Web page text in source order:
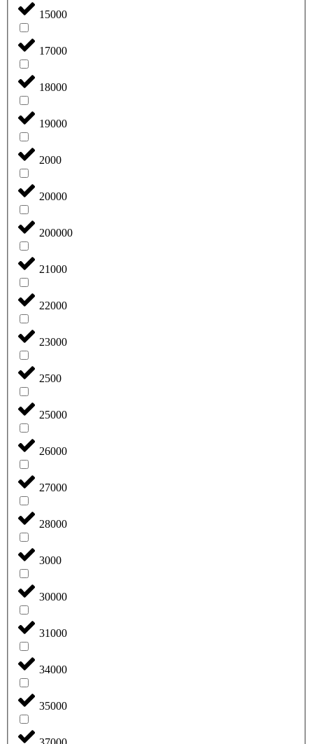
15000
17000
18000
19000
2000
20000
200000
21000
22000
23000
2500
25000
26000
27000
28000
3000
30000
31000
34000
35000